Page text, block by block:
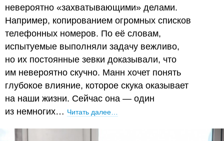
невероятно «захватывающими» делами.
Например, копированием огромных списков
телефонных номеров. По её словам,
испытуемые выполняли задачу вежливо,
но их постоянные зевки доказывали, что
им невероятно скучно. Манн хочет понять
глубокое влияние, которое скука оказывает
на наши жизни. Сейчас она — один
из немногих… Читать далее…